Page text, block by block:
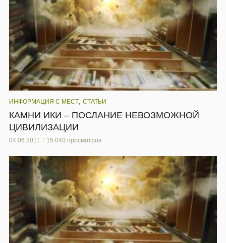
ИНФОРМАЦИЯ С МЕСТ СТАТЬИ
КАМНИ ИКИ – ПОСЛАНИЕ НЕВОЗМОЖНОЙ
ЦИВИЛИЗАЦИИ
04.06.2011 15 040 просмотров